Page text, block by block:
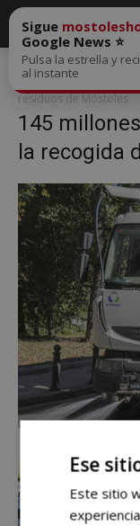
Inicio
145 millones
de Móstoles
residuos de Móstoles
145
la recogida
Sigue
Google News ⭐
Pulsa la estrella y
al instante
Ese
Este sitio